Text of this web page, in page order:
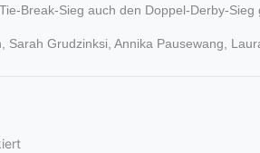
Break-Sieg auch den Doppel-Derby-
Grudzinksi, Annika Pausewang,